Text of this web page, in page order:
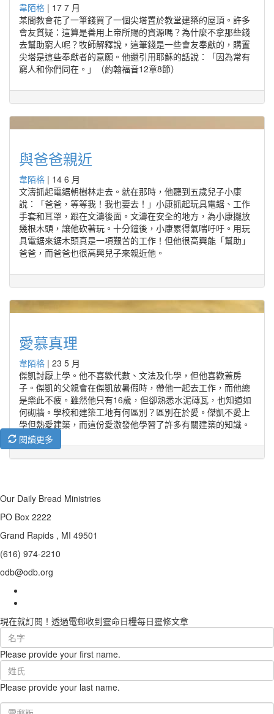
韋陌格 | 17 7 月
某間教會花了一筆錢買了一個尖塔置於教堂建築的屋頂。許多
會友質疑：這算是善用上帝所賜的資源嗎？為什麼不拿那些錢
去幫助窮人呢？牧師解釋說，這筆錢是一些會友奉獻的，購置
尖塔是這些奉獻者的意願。他還引用耶穌的話說：「因為常有
窮人和你們同在。」（約翰福音12章8節）
與爸爸親近
韋陌格 | 14 6 月
文濤抓起電鋸朝樹林走去。就在那時，他聽到五歲兒子小康
說：「爸爸，等等我！我也要去！」小康抓起玩具電鋸、工作
手套和耳罩，跟在文濤後面。文濤在安全的地方，為小康擺放
幾根木頭，讓他砍著玩。十分鐘後，小康累得氣喘吁吁。用玩
具電鋸來鋸木頭真是一項艱苦的工作！但他很高興能「幫助」
爸爸，而爸爸也很高興兒子來親近他。
愛慕真理
韋陌格 | 23 5 月
傑凱討厭上學。他不喜歡代數、文法及化學，但他喜歡蓋房
子。傑凱的父親會在傑凱放暑假時，帶他一起去工作，而他總
是樂此不疲。雖然他只有16歲，但卻熟悉水泥磚瓦，也知道如
何砌牆。學校和建築工地有何區別？區別在於愛。傑凱不愛上
學但熱愛建築，而這份愛激發他學習了許多有關建築的知識。
閱讀更多
Our Daily Bread Ministries
PO Box 2222
Grand Rapids , MI 49501
(616) 974-2210
odb@odb.org
現在就訂閱！透過電郵收到靈命日糧每日靈修文章
First
Name
(required)
Please provide your first name.
Last
Name
(required)
Please provide your last name.
Email